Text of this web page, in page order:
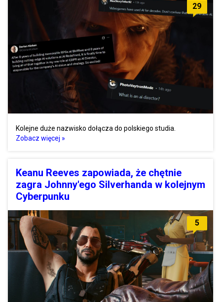
29
Kolejne duże nazwisko dołącza do polskiego studia.
Zobacz więcej »
Keanu Reeves zapowiada, że chętnie
zagra Johnny'ego Silverhanda w kolejnym
Cyberpunku
5